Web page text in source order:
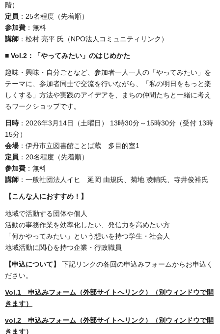
階）
定員 ：25名程度（先着順）
参加費 ：無料
講師 ：松村 亮平 氏（NPO法人コミュニティリンク）
■ Vol.2 ： 「やってみたい」のはじめかた
趣味・興味・自分ごとなど、参加者一人一人の「やってみたい」を
テーマに、参加者同士で交流を行いながら、「私の明日をもっと楽
しくする」方法や実践のアイデアを、まちの仲間たちと一緒に考え
るワークショップです。
日時：2026年3月14日（土曜日） 13時30分～15時30分（受付 13時
15分）
会場：伊丹市立図書館ことば蔵 多目的室1
定員 ：20名程度（先着順）
参加費 ：無料
講師 ：一般社団法人イヒ 延岡 由規氏、菊地 凌輔氏、寺井俊裕氏
【こんな人におすすめ！】
地域で活動する団体や個人
活動の事務作業を効率化したい、発信力を高めたい方
「何かやってみたい」という想いを持つ学生・社会人
地域活動に関心を持つ企業・行政職員
【申込について】
下記リンクの各回の申込みフォームからお申込く
ださい。
Vol.1 申込みフォーム （外部サイトへリンク）（別ウィンドウで開
きます）
vol.2 申込みフォーム （外部サイトへリンク）（別ウィンドウで開
きます）